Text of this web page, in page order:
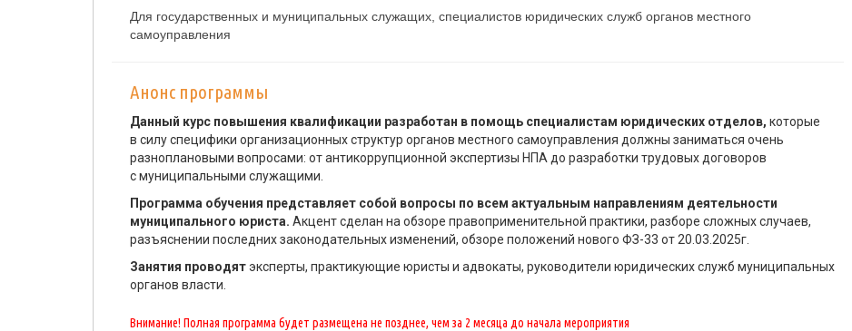
Для государственных и муниципальных служащих, специалистов юридических служб органов местного
самоуправления
Анонс программы
Данный курс повышения квалификации разработан в помощь специалистам юридических отделов, которые
в силу специфики организационных структур органов местного самоуправления должны заниматься очень
разноплановыми вопросами: от антикоррупционной экспертизы НПА до разработки трудовых договоров
с муниципальными служащими.
Программа обучения представляет собой вопросы по всем актуальным направлениям деятельности
муниципального юриста. Акцент сделан на обзоре правоприменительной практики, разборе сложных случаев,
разъяснении последних законодательных изменений, обзоре положений нового ФЗ-33 от 20.03.2025г.
Занятия проводятэксперты, практикующие юристы и адвокаты, руководители юридических служб муниципальных
органов власти.
Внимание! Полная программа будет размещена не позднее, чем за 2 месяца до начала мероприятия